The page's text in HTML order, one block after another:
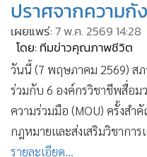
• เศรษฐกิจ-ธุรกิจ
• จีน
•
ชุมชน-คุณภาพชีวิต
• อาชญากรรม
• Motoring
• เกม
• วิทยาศาสตร์
ปราศจากความกั
เผยแพร่:7 พ.ค. 2569 14:28
โดย: ทีมข่าวคุณภาพชีวิต
วันนี้ (​7 พฤษภาคม 2569) ส
ร่วมกับ 6 องค์กรวิชาชีพสื่อ
ความร่วมมือ (MOU) ครั้งสำ
กฎหมายและส่งเสริมวิชาก
รายละเอียด...